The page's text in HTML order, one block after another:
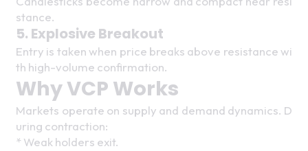
stance.
5. Explosive Breakout
Entry is taken when price breaks above resistance wi
th high-volume confirmation.
Why VCP Works
Markets operate on supply and demand dynamics. D
uring contraction:
* Weak holders exit.